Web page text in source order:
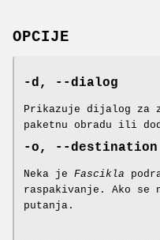
OPCIJE
-d, --dialog
Prikazuje dijalog za
paketnu obradu ili
-o, --destination
Neka je Fascikla
raspakivanje. Ako se
putanja.